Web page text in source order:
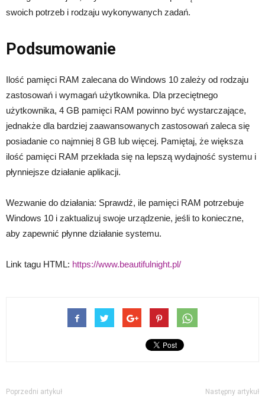
swoich potrzeb i rodzaju wykonywanych zadań.
Podsumowanie
Ilość pamięci RAM zalecana do Windows 10 zależy od rodzaju
zastosowań i wymagań użytkownika. Dla przeciętnego
użytkownika, 4 GB pamięci RAM powinno być wystarczające,
jednakże dla bardziej zaawansowanych zastosowań zaleca się
posiadanie co najmniej 8 GB lub więcej. Pamiętaj, że większa
ilość pamięci RAM przekłada się na lepszą wydajność systemu i
płynniejsze działanie aplikacji.
Wezwanie do działania: Sprawdź, ile pamięci RAM potrzebuje
Windows 10 i zaktualizuj swoje urządzenie, jeśli to konieczne,
aby zapewnić płynne działanie systemu.
Link tagu HTML: https://www.beautifulnight.pl/
Poprzedni artykuł Następny artykuł